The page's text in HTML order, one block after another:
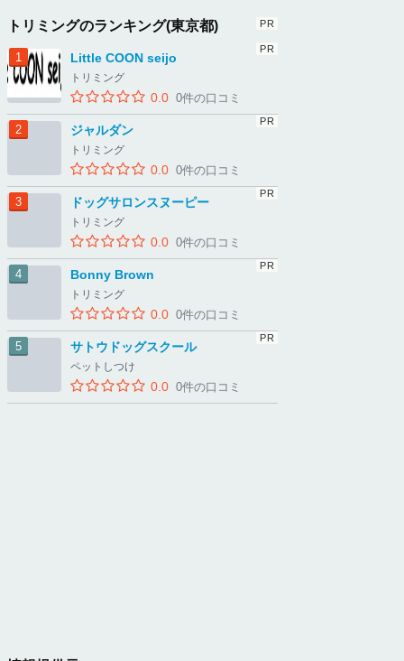
トリミングのランキング(東京都)
Little COON seijo
トリミング
0.0 0件の口コミ
ジャルダン
トリミング
0.0 0件の口コミ
ドッグサロンスヌーピー
トリミング
0.0 0件の口コミ
Bonny Brown
トリミング
0.0 0件の口コミ
サトウドッグスクール
ペットしつけ
0.0 0件の口コミ